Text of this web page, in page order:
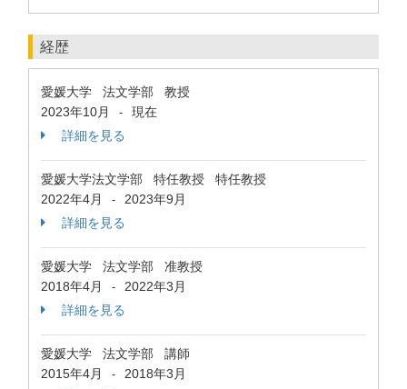
経歴
愛媛大学 法文学部 教授
2023年10月
-
現在
詳細を見る
愛媛大学法文学部 特任教授 特任教授
2022年4月
-
2023年9月
詳細を見る
愛媛大学 法文学部 准教授
2018年4月
-
2022年3月
詳細を見る
愛媛大学 法文学部 講師
2015年4月
-
2018年3月